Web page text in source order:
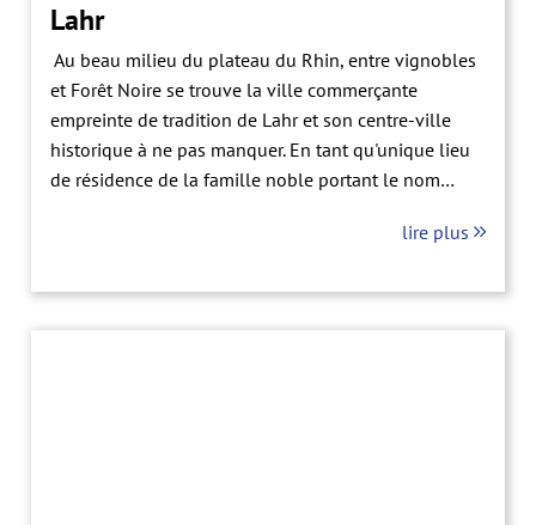
Lahr
Au beau milieu du plateau du Rhin, entre vignobles
et Forêt Noire se trouve la ville commerçante
empreinte de tradition de Lahr et son centre-ville
historique à ne pas manquer. En tant qu'unique lieu
de résidence de la famille noble portant le nom
vestige de l'ancien Tiefburg et symbole de Lahr. Les
baroque tardif témoignent des échanges
lire plus